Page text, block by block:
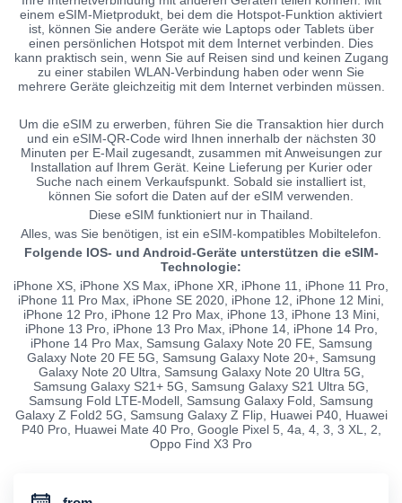
einem eSIM-Mietprodukt, bei dem die Hotspot-Funktion aktiviert
ist, können Sie andere Geräte wie Laptops oder Tablets über
einen persönlichen Hotspot mit dem Internet verbinden. Dies
kann praktisch sein, wenn Sie auf Reisen sind und keinen Zugang
zu einer stabilen WLAN-Verbindung haben oder wenn Sie
mehrere Geräte gleichzeitig mit dem Internet verbinden müssen.
Um die eSIM zu erwerben, führen Sie die Transaktion hier durch
und ein eSIM-QR-Code wird Ihnen innerhalb der nächsten 30
Minuten per E-Mail zugesandt, zusammen mit Anweisungen zur
Installation auf Ihrem Gerät. Keine Lieferung per Kurier oder
Suche nach einem Verkaufspunkt. Sobald sie installiert ist,
können Sie sofort die Daten auf der eSIM verwenden.
Diese eSIM funktioniert nur in Thailand.
Alles, was Sie benötigen, ist ein eSIM-kompatibles Mobiltelefon.
Folgende IOS- und Android-Geräte unterstützen die eSIM-
Technologie:
iPhone XS, iPhone XS Max, iPhone XR, iPhone 11, iPhone 11 Pro,
iPhone 11 Pro Max, iPhone SE 2020, iPhone 12, iPhone 12 Mini,
iPhone 12 Pro, iPhone 12 Pro Max, iPhone 13, iPhone 13 Mini,
iPhone 13 Pro, iPhone 13 Pro Max, iPhone 14, iPhone 14 Pro,
iPhone 14 Pro Max, Samsung Galaxy Note 20 FE, Samsung
Galaxy Note 20 FE 5G, Samsung Galaxy Note 20+, Samsung
Galaxy Note 20 Ultra, Samsung Galaxy Note 20 Ultra 5G,
Samsung Galaxy S21+ 5G, Samsung Galaxy S21 Ultra 5G,
Samsung Fold LTE-Modell, Samsung Galaxy Fold, Samsung
Galaxy Z Fold2 5G, Samsung Galaxy Z Flip, Huawei P40, Huawei
P40 Pro, Huawei Mate 40 Pro, Google Pixel 5, 4a, 4, 3, 3 XL, 2,
Oppo Find X3 Pro